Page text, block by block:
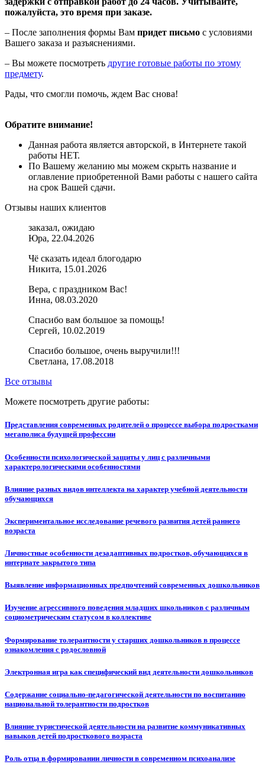
пожалуйста, это время при заказе.
– После заполнения формы Вам придет письмо с условиями
Вашего заказа и разъяснениями.
– Вы можете посмотреть другие готовые работы по этому
предмету.
Рады, что смогли помочь, ждем Вас снова!
Обратите внимание!
Данная работа является авторской, в Интернете такой
работы НЕТ.
По Вашему желанию мы можем скрыть название и
оглавление приобретенной Вами работы с нашего сайта
на срок Вашей сдачи.
Отзывы наших клиентов
заказал, ожидаю
Юра, 22.04.2026
Чё сказать идеал блогодарю
Никита, 15.01.2026
Вера, с праздником Вас!
Инна, 08.03.2020
Спасибо вам большое за помощь!
Сергей, 10.02.2019
Спасибо большое, очень выручили!!!
Светлана, 17.08.2018
Все отзывы
Можете посмотреть другие работы:
Представления современных родителей о процессе выбора подростками
мегаполиса будущей профессии
Особенности психологической защиты у лиц с различными
характерологическими особенностями
Влияние разных видов интеллекта на характер учебной деятельности
обучающихся
Экспериментальное исследование речевого развития детей раннего
возраста
Личностные особенности дезадаптивных подростков, обучающихся в
интернате закрытого типа
Выявление информационных предпочтений современных дошкольников
Изучение агрессивного поведения младших школьников с различным
социометрическим статусом в коллективе
Формирование толерантности у старших дошкольников в процессе
ознакомления с родословной
Электронная игра как специфический вид деятельности дошкольников
Содержание социально-педагогической деятельности по воспитанию
национальной толерантности подростков
Влияние туристической деятельности на развитие коммуникативных
навыков детей подросткового возраста
Роль отца в формировании личности в современном психоанализе